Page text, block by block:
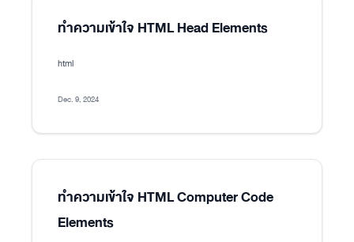
ทำความเข้าใจ HTML Head Elements
html
Dec. 9, 2024
ทำความเข้าใจ HTML Computer Code
Elements